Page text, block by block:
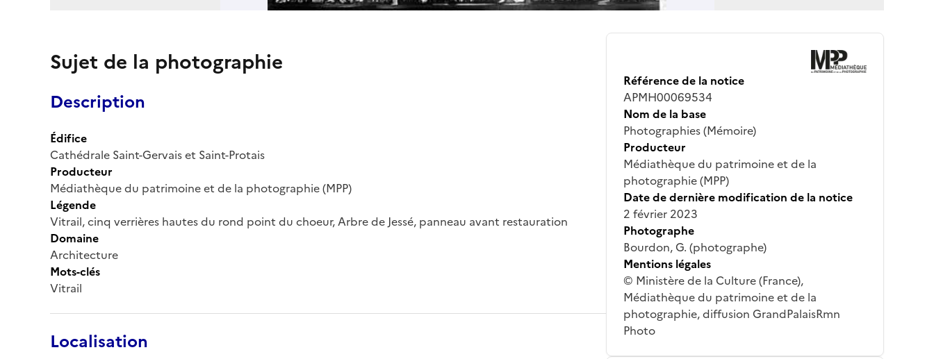
Sujet de la photographie
Description
Édifice
Cathédrale Saint-Gervais et Saint-Protais
Producteur
Médiathèque du patrimoine et de la photographie (MPP)
Légende
Vitrail, cinq verrières hautes du rond point du choeur, Arbre de Jessé, panneau avant restauration
Domaine
Architecture
Mots-clés
Vitrail
Localisation
Référence de la notice
APMH00069534
Nom de la base
Photographies (Mémoire)
Producteur
Médiathèque du patrimoine et de la
photographie (MPP)
Date de dernière modification de la notice
2 février 2023
Photographe
Bourdon, G. (photographe)
Mentions légales
© Ministère de la Culture (France),
Médiathèque du patrimoine et de la
photographie, diffusion GrandPalaisRmn
Photo